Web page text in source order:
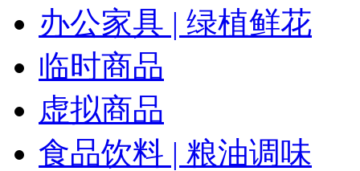
办公家具 | 绿植鲜花
临时商品
虚拟商品
食品饮料 | 粮油调味